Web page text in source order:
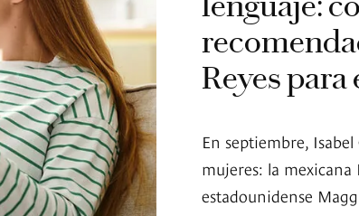
Reyes para
En septiembre,
mujeres: la
estadounidense